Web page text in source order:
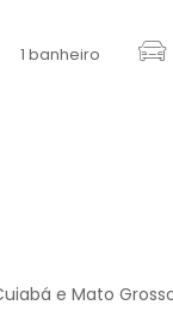
1 banheiro
e Mato